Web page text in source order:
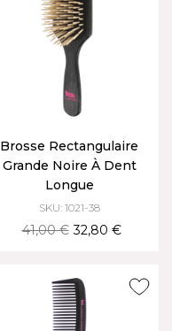
Brosse Rectangulaire
Grande Noire À Dent
Longue
SKU: 1021-38
41,00 € 32,80 €